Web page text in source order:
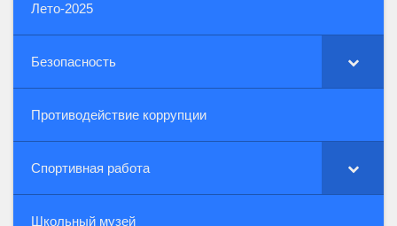
Лето-2025
Безопасность
Противодействие коррупции
Спортивная работа
Школьный музей